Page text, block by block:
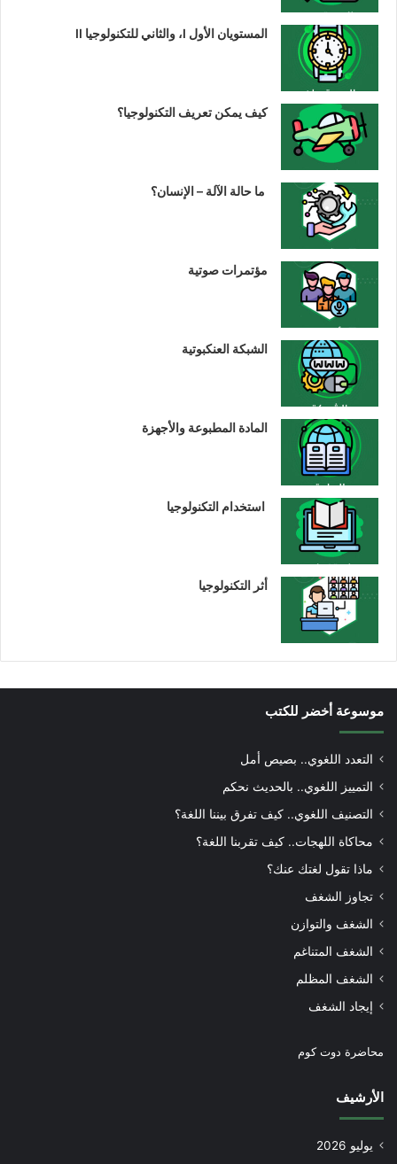
المستويان الأول I، والثاني للتكنولوجيا II
كيف يمكن تعريف التكنولوجيا؟
ما حالة الآلة – الإنسان؟
مؤتمرات صوتية
الشبكة العنكبوتية
المادة المطبوعة والأجهزة
استخدام التكنولوجيا
أثر التكنولوجيا
موسوعة أخضر للكتب
التعدد اللغوي.. بصيص أمل
التمييز اللغوي.. بالحديث نحكم
التصنيف اللغوي.. كيف تفرق بيننا اللغة؟
محاكاة اللهجات.. كيف تقربنا اللغة؟
ماذا تقول لغتك عنك؟
تجاوز الشغف
الشغف والتوازن
الشغف المتناغم
الشغف المظلم
إيجاد الشغف
محاضرة دوت كوم
الأرشيف
يوليو 2026